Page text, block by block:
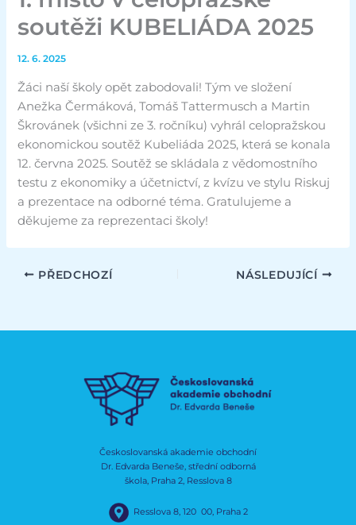
soutěži KUBELIÁDA 2025
12. 6. 2025
Žáci naší školy opět zabodovali! Tým ve složení
Anežka Čermáková, Tomáš Tattermusch a Martin
Škrovánek (všichni ze 3. ročníku) vyhrál celopražskou
ekonomickou soutěž Kubeliáda 2025, která se konala
12. června 2025. Soutěž se skládala z vědomostního
testu z ekonomiky a účetnictví, z kvízu ve stylu Riskuj
a prezentace na odborné téma. Gratulujeme a
děkujeme za reprezentaci školy!
PŘEDCHOZÍ NÁSLEDUJÍCÍ
Českoslovanská akademie obchodní
Dr. Edvarda Beneše, střední odborná
škola, Praha 2, Resslova 8
Resslova 8, 120 00, Praha 2